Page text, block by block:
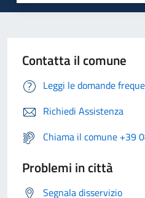
Contatta il comune
Leggi le domande
Richiedi Assistenza
Chiama il comune +39
Problemi in città
Segnala disservizio